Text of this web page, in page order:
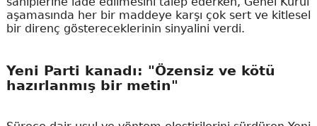
aşamasında her bir maddeye karşı çok sert ve kitlesel
bir direnç göstereceklerinin sinyalini verdi.
Yeni Parti kanadı: "Özensiz ve kötü
hazırlanmış bir metin"